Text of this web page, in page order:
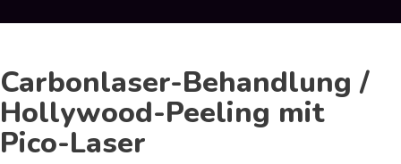
Carbonlaser-Behandlung /
Hollywood-Peeling mit
Pico-Laser